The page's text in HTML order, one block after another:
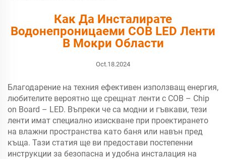
Как Да Инсталирате
Водонепроницаеми COB LED Ленти
В Мокри Области
Oct.18.2024
Благодарение на техния ефективен използващ енергия,
любителите вероятно ще срещнат ленти с COB – Chip
on Board – LED. Въпреки че са модни и гъвкави, тези
ленти имат специално изискване при проектирането
на влажни пространства като баня или навън пред
къща. Тази статия ще ви предостави постепенни
инструкции за безопасна и удобна инсталация на